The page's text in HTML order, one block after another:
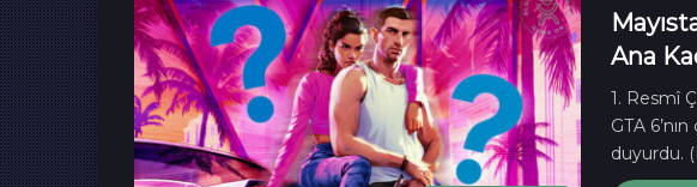
Ana
1. Resmî
GTA
duyurdu.